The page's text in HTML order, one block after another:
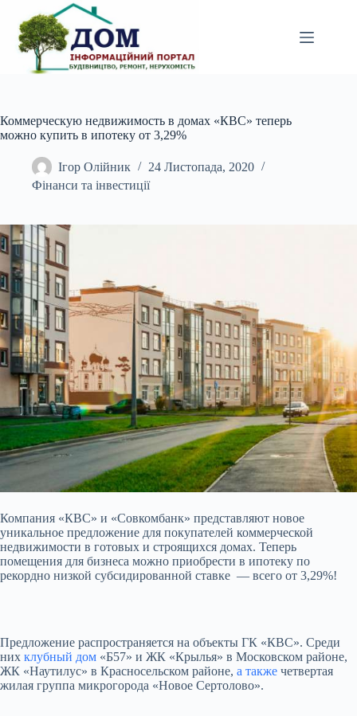
вмісту
Коммерческую недвижимость в домах «КВС» теперь
можно купить в ипотеку от 3,29%
Ігор Олійник
24 Листопада, 2020
Фінанси та інвестиції
Компания «КВС» и «Совкомбанк» представляют новое
уникальное предложение для покупателей коммерческой
недвижимости в готовых и строящихся домах. Теперь
помещения для бизнеса можно приобрести в ипотеку по
рекордно низкой субсидированной ставке — всего от 3,29%!
Предложение распространяется на объекты ГК «КВС». Среди
них клубный дом «Б57» и ЖК «Крылья» в Московском районе,
ЖК «Наутилус» в Красносельском районе, а также четвертая
жилая группа микрогорода «Новое Сертолово».